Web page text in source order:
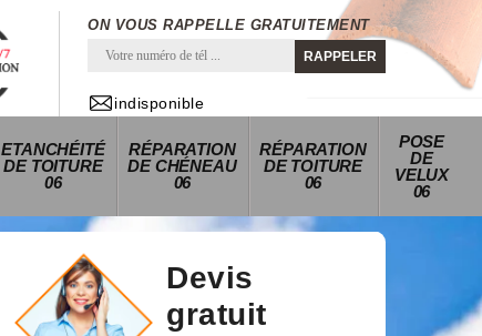
ON VOUS RAPPELLE GRATUITEMENT
indisponible
ETANCHÉITÉ
DE TOITURE
06
RÉPARATION
DE CHÉNEAU
06
RÉPARATION
DE TOITURE
06
POSE
DE
VELUX
06
Devis
gratuit